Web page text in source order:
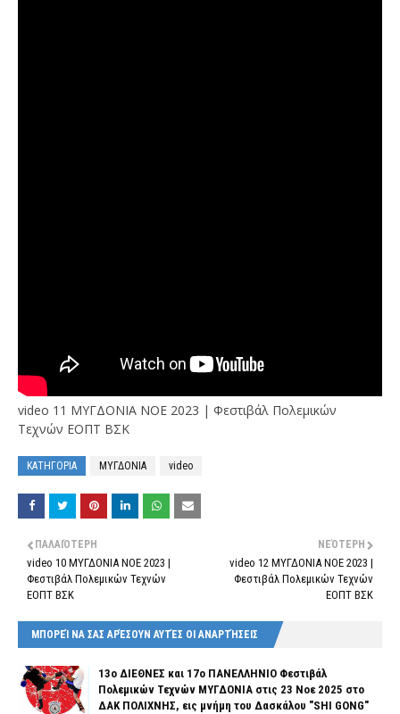
video 11 ΜΥΓΔΟΝΙΑ ΝΟΕ 2023 | Φεστιβάλ Πολεμικών
Τεχνών ΕΟΠΤ ΒΣΚ
ΚΑΤΗΓΟΡΙΑ ΜΥΓΔΟΝΙΑ video
ΝΕΌΤΕΡΗ
video 12 ΜΥΓΔΟΝΙΑ ΝΟΕ 2023 |
Φεστιβάλ Πολεμικών Τεχνών
ΕΟΠΤ ΒΣΚ
ΠΑΛΑΙΌΤΕΡΗ
video 10 ΜΥΓΔΟΝΙΑ ΝΟΕ 2023 |
Φεστιβάλ Πολεμικών Τεχνών
ΕΟΠΤ ΒΣΚ
ΜΠΟΡΕΊ ΝΑ ΣΑΣ ΑΡΈΣΟΥΝ ΑΥΤΈΣ ΟΙ ΑΝΑΡΤΉΣΕΙΣ
13o ΔΙΕΘΝΕΣ και 17ο ΠΑΝΕΛΛΗΝΙΟ Φεστιβάλ
Πολεμικών Τεχνών ΜΥΓΔΟΝΙΑ στις 23 Νοε 2025 στο
ΔΑΚ ΠΟΛΙΧΝΗΣ, εις μνήμη του Δασκάλου "SHI GONG"